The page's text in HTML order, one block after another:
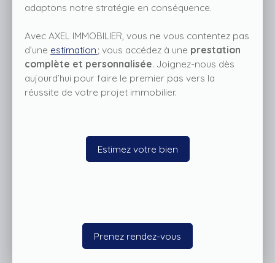
adaptons notre stratégie en conséquence.
Avec AXEL IMMOBILIER, vous ne vous contentez pas
d’une estimation ; vous accédez à une prestation
complète et personnalisée. Joignez-nous dès
aujourd’hui pour faire le premier pas vers la
réussite de votre projet immobilier.
Estimez votre bien
Prenez rendez-vous